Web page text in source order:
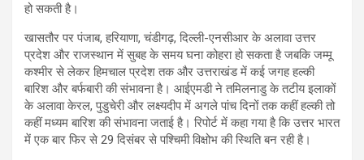
हो सकती है।
खासतौर पर पंजाब, हरियाणा, चंडीगढ़, दिल्ली-एनसीआर के अलावा उत्तर
प्रदेश और राजस्थान में सुबह के समय घना कोहरा हो सकता है जबकि जम्मू
कश्मीर से लेकर हिमचाल प्रदेश तक और उत्तराखंड में कई जगह हल्की
बारिश और बर्फबारी की संभावना है। आईएमडी ने तमिलनाडु के तटीय इलाकों
के अलावा केरल, पुडुचेरी और लक्ष्यदीप में अगले पांच दिनों तक कहीं हल्की तो
कहीं मध्यम बारिश की संभावना जताई है। रिपोर्ट में कहा गया है कि उत्तर भारत
में एक बार फिर से 29 दिसंबर से पश्चिमी विक्षोभ की स्थिति बन रही है।